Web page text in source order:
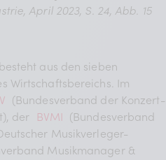
April 2023, S. 24, Abb. 15
besteht aus den sieben
Wirtschaftsbereichs. Im
(Bundesverband der Konzert-
der BVMI (Bundesverband
Musikverleger-
Musikmanager &